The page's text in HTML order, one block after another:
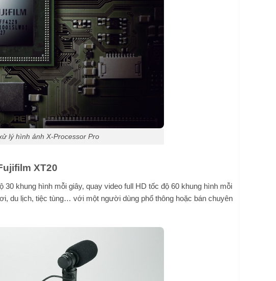
lý hình ảnh X-Processor Pro
XT20
khung hình mỗi giây, quay video full HD tốc độ 60 khung hình mỗi
du lịch, tiệc tùng… với một người dùng phổ thông hoặc bán chuyên